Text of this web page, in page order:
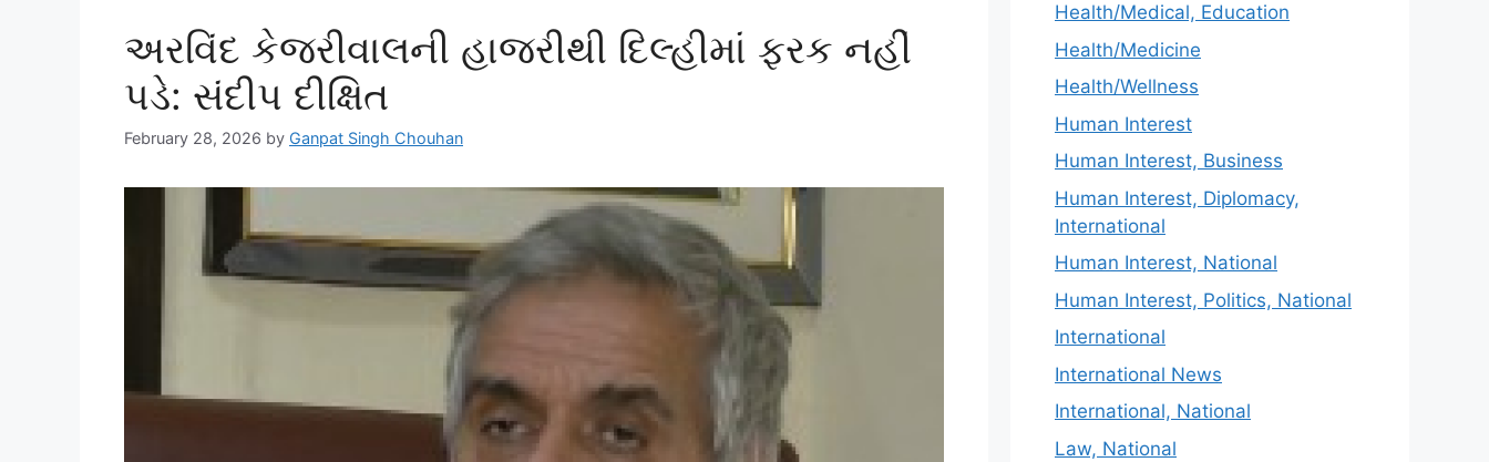
અરવિંદ કેજરીવાલની હાજરીથી દિલ્હીમાં ફરક નહીં
પડે: સંદીપ દીક્ષિત
February 28, 2026 by Ganpat Singh Chouhan
Health/Medical, Education
Health/Medicine
Health/Wellness
Human Interest
Human Interest, Business
Human Interest, Diplomacy,
International
Human Interest, National
Human Interest, Politics, National
International
International News
International, National
Law, National